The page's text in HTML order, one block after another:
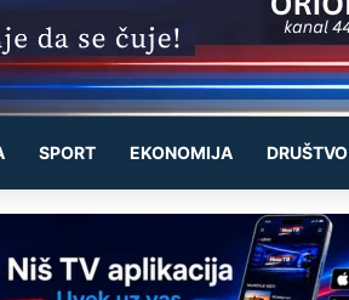
SPORT EKONOMIJA DRUŠTVO